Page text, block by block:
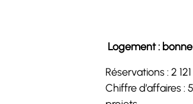
Logement :
Réservations : 2
Chiffre d’affaires